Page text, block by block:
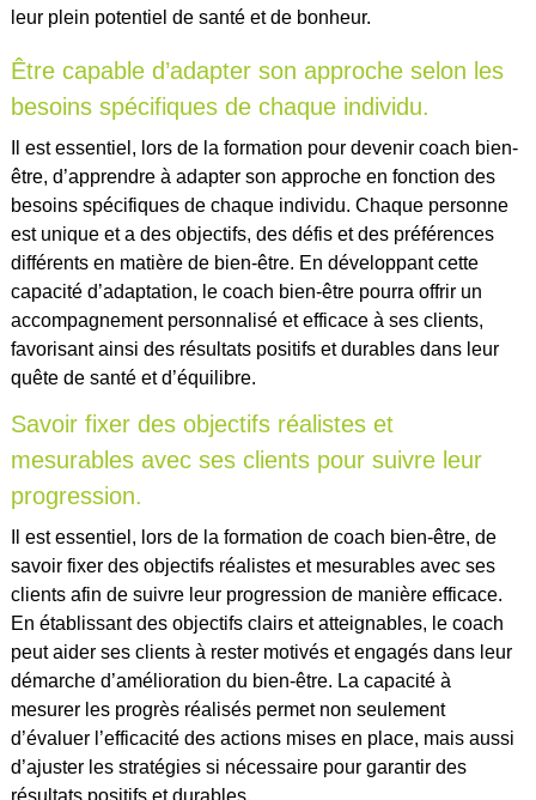
leur plein potentiel de santé et de bonheur.
Être capable d’adapter son approche selon les
besoins spécifiques de chaque individu.
Il est essentiel, lors de la formation pour devenir coach bien-
être, d’apprendre à adapter son approche en fonction des
besoins spécifiques de chaque individu. Chaque personne
est unique et a des objectifs, des défis et des préférences
différents en matière de bien-être. En développant cette
capacité d’adaptation, le coach bien-être pourra offrir un
accompagnement personnalisé et efficace à ses clients,
favorisant ainsi des résultats positifs et durables dans leur
quête de santé et d’équilibre.
Savoir fixer des objectifs réalistes et
mesurables avec ses clients pour suivre leur
progression.
Il est essentiel, lors de la formation de coach bien-être, de
savoir fixer des objectifs réalistes et mesurables avec ses
clients afin de suivre leur progression de manière efficace.
En établissant des objectifs clairs et atteignables, le coach
peut aider ses clients à rester motivés et engagés dans leur
démarche d’amélioration du bien-être. La capacité à
mesurer les progrès réalisés permet non seulement
d’évaluer l’efficacité des actions mises en place, mais aussi
d’ajuster les stratégies si nécessaire pour garantir des